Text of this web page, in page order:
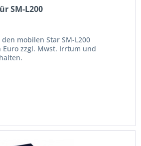
SM-L200
mobilen Star SM-L200
Euro zzgl. Mwst. Irrtum und